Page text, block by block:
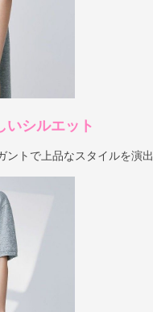
いシルエット
ントで上品なスタイルを演出